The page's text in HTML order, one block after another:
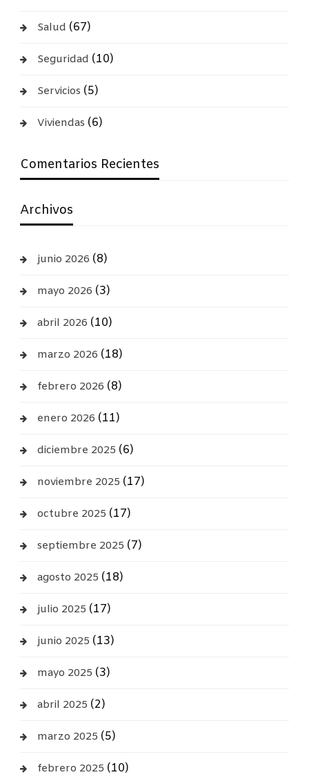
Salud (67)
Seguridad (10)
Servicios (5)
Viviendas (6)
Comentarios Recientes
Archivos
junio 2026 (8)
mayo 2026 (3)
abril 2026 (10)
marzo 2026 (18)
febrero 2026 (8)
enero 2026 (11)
diciembre 2025 (6)
noviembre 2025 (17)
octubre 2025 (17)
septiembre 2025 (7)
agosto 2025 (18)
julio 2025 (17)
junio 2025 (13)
mayo 2025 (3)
abril 2025 (2)
marzo 2025 (5)
febrero 2025 (10)